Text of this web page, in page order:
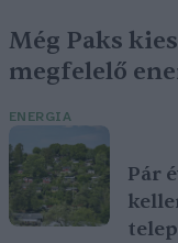
Még Paks
megfelelő
ENERGIA
Pár